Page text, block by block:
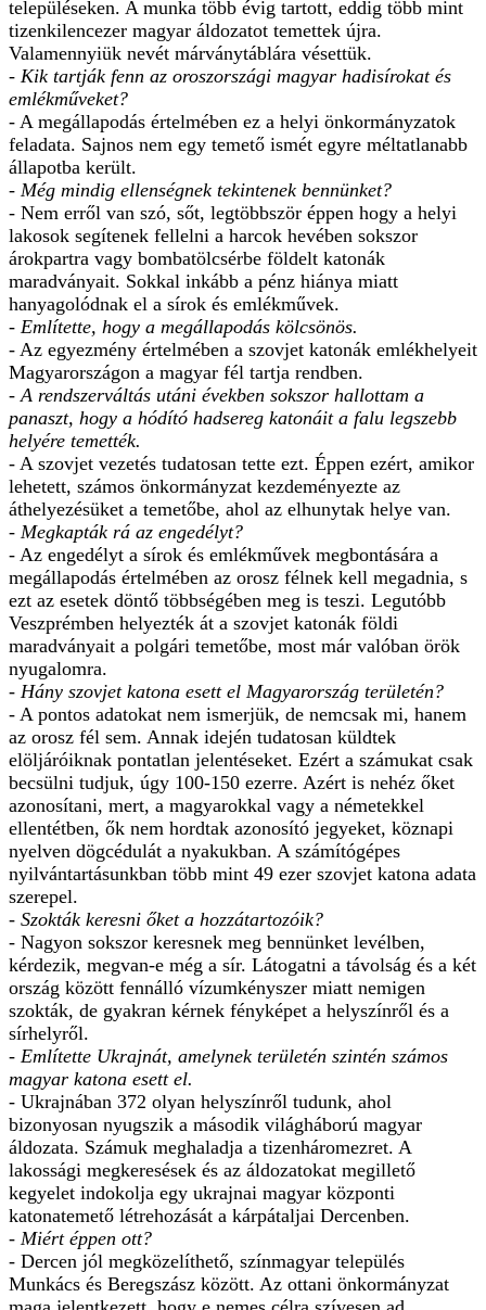
településeken. A munka több évig tartott, eddig több mint
tizenkilencezer magyar áldozatot temettek újra.
Valamennyiük nevét márványtáblára vésettük.
- Kik tartják fenn az oroszországi magyar hadisírokat és
emlékműveket?
- A megállapodás értelmében ez a helyi önkormányzatok
feladata. Sajnos nem egy temető ismét egyre méltatlanabb
állapotba került.
- Még mindig ellenségnek tekintenek bennünket?
- Nem erről van szó, sőt, legtöbbször éppen hogy a helyi
lakosok segítenek fellelni a harcok hevében sokszor
árokpartra vagy bombatölcsérbe földelt katonák
maradványait. Sokkal inkább a pénz hiánya miatt
hanyagolódnak el a sírok és emlékművek.
- Említette, hogy a megállapodás kölcsönös.
- Az egyezmény értelmében a szovjet katonák emlékhelyeit
Magyarországon a magyar fél tartja rendben.
- A rendszerváltás utáni években sokszor hallottam a
panaszt, hogy a hódító hadsereg katonáit a falu legszebb
helyére temették.
- A szovjet vezetés tudatosan tette ezt. Éppen ezért, amikor
lehetett, számos önkormányzat kezdeményezte az
áthelyezésüket a temetőbe, ahol az elhunytak helye van.
- Megkapták rá az engedélyt?
- Az engedélyt a sírok és emlékművek megbontására a
megállapodás értelmében az orosz félnek kell megadnia, s
ezt az esetek döntő többségében meg is teszi. Legutóbb
Veszprémben helyezték át a szovjet katonák földi
maradványait a polgári temetőbe, most már valóban örök
nyugalomra.
- Hány szovjet katona esett el Magyarország területén?
- A pontos adatokat nem ismerjük, de nemcsak mi, hanem
az orosz fél sem. Annak idején tudatosan küldtek
elöljáróiknak pontatlan jelentéseket. Ezért a számukat csak
becsülni tudjuk, úgy 100-150 ezerre. Azért is nehéz őket
azonosítani, mert, a magyarokkal vagy a németekkel
ellentétben, ők nem hordtak azonosító jegyeket, köznapi
nyelven dögcédulát a nyakukban. A számítógépes
nyilvántartásunkban több mint 49 ezer szovjet katona adata
szerepel.
- Szokták keresni őket a hozzátartozóik?
- Nagyon sokszor keresnek meg bennünket levélben,
kérdezik, megvan-e még a sír. Látogatni a távolság és a két
ország között fennálló vízumkényszer miatt nemigen
szokták, de gyakran kérnek fényképet a helyszínről és a
sírhelyről.
- Említette Ukrajnát, amelynek területén szintén számos
magyar katona esett el.
- Ukrajnában 372 olyan helyszínről tudunk, ahol
bizonyosan nyugszik a második világháború magyar
áldozata. Számuk meghaladja a tizenháromezret. A
lakossági megkeresések és az áldozatokat megillető
kegyelet indokolja egy ukrajnai magyar központi
katonatemető létrehozását a kárpátaljai Dercenben.
- Miért éppen ott?
- Dercen jól megközelíthető, színmagyar település
Munkács és Beregszász között. Az ottani önkormányzat